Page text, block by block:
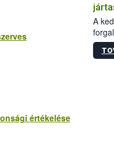
értékelése
A